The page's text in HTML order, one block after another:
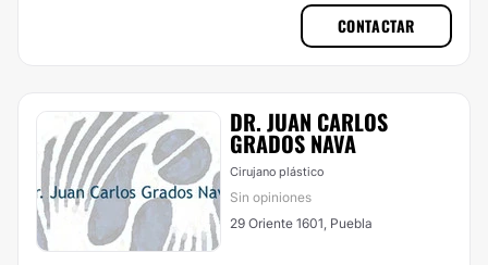
CONTACTAR
DR. JUAN CARLOS
GRADOS NAVA
Cirujano plástico
Sin opiniones
29 Oriente 1601, Puebla